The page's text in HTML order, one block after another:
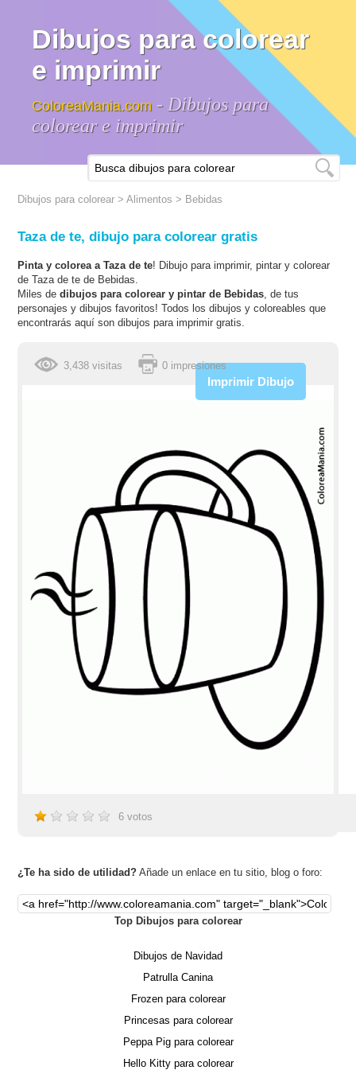
Dibujos para colorear
e imprimir
ColoreaMania.com - Dibujos para
colorear e imprimir
Dibujos para colorear >Alimentos > Bebidas
Taza de te, dibujo para colorear gratis
Pinta y colorea a Taza de te! Dibujo para imprimir, pintar y colorear
de Taza de te de Bebidas.
Miles dedibujos para colorear y pintar de Bebidas, de tus
personajes y dibujos favoritos! Todos los dibujos y coloreables que
encontrarás aquí son dibujos para imprimir gratis.
3,438 visitas 0 impresiones
Imprimir Dibujo
6 votos
¿Te ha sido de utilidad? Añade un enlace en tu sitio, blog o foro:
Top Dibujos para colorear
Dibujos de Navidad
Patrulla Canina
Frozen para colorear
Princesas para colorear
Peppa Pig para colorear
Hello Kitty para colorear